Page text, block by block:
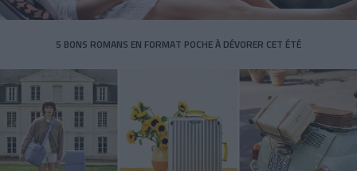
5 BONS ROMANS EN FORMAT POCHE À DÉVORER CET ÉTÉ